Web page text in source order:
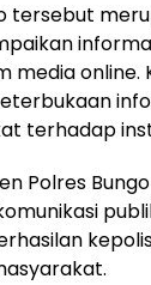
tersebut
online.
terhadap
Polres